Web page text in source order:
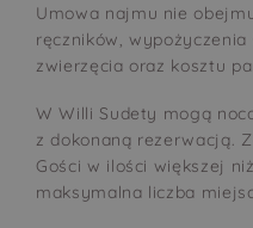
Umowa najmu nie
ręczników, wypożyczenia
zwierzęcia oraz kosztu
W Willi Sudety mogą
z dokonaną rezerwacją.
Gości w ilości większej
maksymalna liczba